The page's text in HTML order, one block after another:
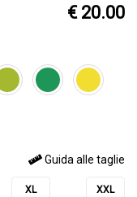
€ 20.00
Guida alle taglie
XL XXL